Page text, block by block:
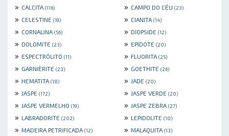
» CALCITA (116) » CAMPO DO CÉU (23)
» CELESTINE (19) » CIANITA (14)
» CORNALINA (56) » DIOPSIDE (12)
» DOLOMITE (23) » EPIDOTE (20)
» ESPECTRÓLITO (11) » FLUORITA (25)
» GARNIÈRITE (23) » GOETHITE (26)
» HEMATITA (18) » JADE (20)
» JASPE (172) » JASPE VERDE (20)
» JASPE VERMELHO (19) » JASPE ZEBRA (27)
» LABRADORITE (202) » LEPIDOLITE (10)
» MADEIRA PETRIFICADA (12) » MALAQUITA (13)